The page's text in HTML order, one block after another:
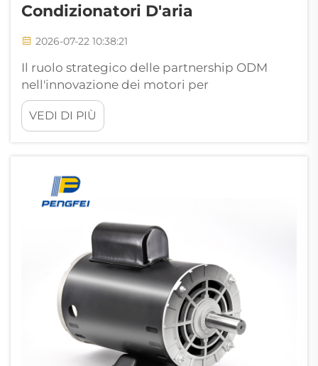
Condizionatori D'aria
2026-07-22 10:38:21
Il ruolo strategico delle partnership ODM
nell'innovazione dei motori per
condizionatori d'aria Il panorama globale
dell'impiantistica HVAC sta attualmente
subendo una trasformazione radicale,
domanda dei consumatori di dispositivi
silenziosi...
VEDI DI PIÙ